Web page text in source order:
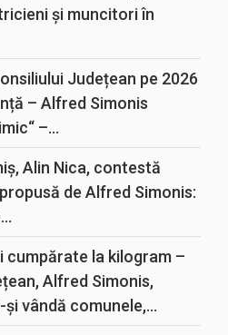
și muncitori în
Județean pe 2026
– Alfred Simonis
–...
Alin Nica, contestă
de Alfred Simonis:
cumpărate la kilogram –
Alfred Simonis,
vândă comunele,...